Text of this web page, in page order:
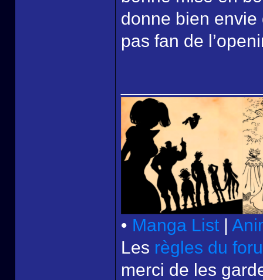
donne bien
pas fan de
• Manga List |
Les règles du
merci de les